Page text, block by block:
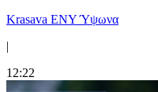
Krasava ENY Ύψωνα
|
12:22